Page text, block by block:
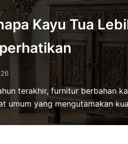
Kayu Tua
terakhir, furnitur berbahan
umum yang mengutamakan